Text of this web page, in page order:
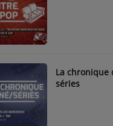
La chronique
séries